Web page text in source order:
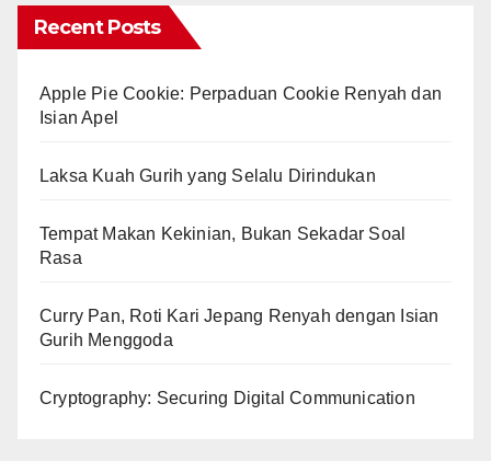
Recent Posts
Apple Pie Cookie: Perpaduan Cookie Renyah dan
Isian Apel
Laksa Kuah Gurih yang Selalu Dirindukan
Tempat Makan Kekinian, Bukan Sekadar Soal
Rasa
Curry Pan, Roti Kari Jepang Renyah dengan Isian
Gurih Menggoda
Cryptography: Securing Digital Communication